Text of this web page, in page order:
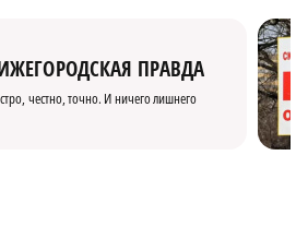
ПРАВДА
честно, точно. И ничего лишнего